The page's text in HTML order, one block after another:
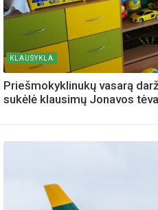
KLAUSYKLA
Priešmokyklinukų vasarą
sukėlė klausimų Jonavos